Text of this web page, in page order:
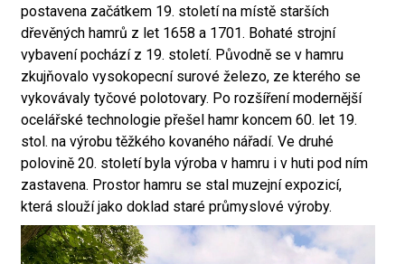
postavena začátkem 19. století na místě starších
dřevěných hamrů z let 1658 a 1701. Bohaté strojní
vybavení pochází z 19. století. Původně se v hamru
zkujňovalo vysokopecní surové železo, ze kterého se
vykovávaly tyčové polotovary. Po rozšíření modernější
ocelářské technologie přešel hamr koncem 60. let 19.
stol. na výrobu těžkého kovaného nářadí. Ve druhé
polovině 20. století byla výroba v hamru i v huti pod ním
zastavena. Prostor hamru se stal muzejní expozicí,
která slouží jako doklad staré průmyslové výroby.